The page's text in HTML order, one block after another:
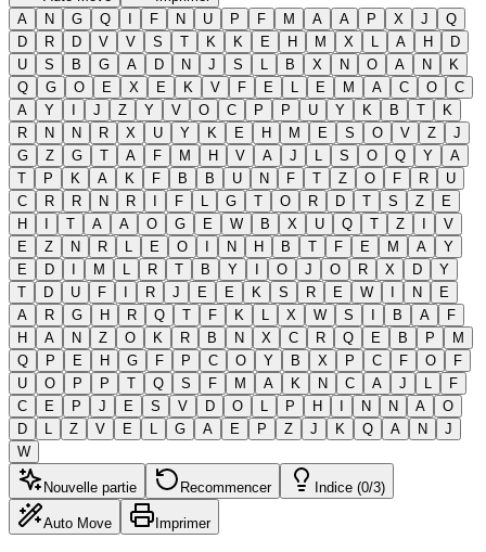
A
N G Q I F N U P F M A A P X J
Q
D
R D V V S T K K E H M X L A H
D
U
S B G A D N J S L B X N O A N
K
Q
G O E X E K V F E L E M A C O
C
A
Y I J Z Y V O C P P U Y K B T
K
R
N N R X U Y K E H M E S O V Z
J
G
Z G T A F M H V A J L S O Q Y
A
T
P K A K F B B U N F T Z O F R
U
C
R R N R I F L G T O R D T S Z
E
H
I T A A O G E W B X U Q T Z I
V
E
Z N R L E O I N H B T F E M A
Y
E
D I M L R T B Y I O J O R X D
Y
T
D U F I R J E E K S R E W I N
E
A
R G H R Q T F K L X W S I B A
F
H
A N Z O K R B N X C R Q E B P
M
Q
P E H G F P C O Y B X P C F O
F
U
O P P T Q S F M A K N C A J L
F
C
E P J E S V D O L P H I N N A
O
D
L Z V E L G A E P Z J K Q A N
J
W
Nouvelle partie Recommencer Indice (0/3)
Auto Move Imprimer